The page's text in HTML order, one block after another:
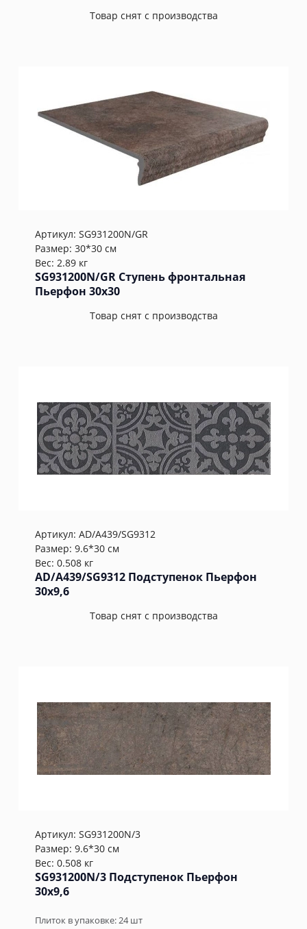
Товар снят с производства
Артикул: SG931200N/GR
Размер: 30*30 см
Вес: 2.89 кг
SG931200N/GR Ступень фронтальная
Пьерфон 30x30
Товар снят с производства
Артикул: AD/A439/SG9312
Размер: 9.6*30 см
Вес: 0.508 кг
AD/A439/SG9312 Подступенок Пьерфон
30x9,6
Товар снят с производства
Артикул: SG931200N/3
Размер: 9.6*30 см
Вес: 0.508 кг
SG931200N/3 Подступенок Пьерфон
30x9,6
Плиток в упаковке:24шт